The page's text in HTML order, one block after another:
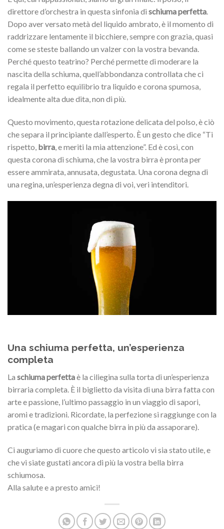
direttore d’orchestra in questa sinfonia di schiuma perfetta.
Dopo aver versato metà del liquido ambrato, è il momento di
raddrizzare lentamente il bicchiere, sempre con grazia, quasi
come se steste ballando un valzer con la vostra bevanda.
Perché questo teatrino? Perché permette di moderare la
nascita della schiuma, quell’abbondanza controllata che ci
regala il perfetto equilibrio tra liquido e corona spumosa,
idealmente alta due dita, non di più.
Questo movimento, questa rotazione delicata del polso, è ciò
che separa il principiante dall’esperto. È un gesto che dice “Ti
rispetto, birra , e meriti la mia attenzione”. Ed è così, con
questa corona di schiuma, che la vostra birra è pronta per
essere ammirata, annusata, degustata. Una corona degna di
una regina, un’esperienza degna di voi, veri intenditori.
Una schiuma perfetta, un’esperienza
completa
La schiuma perfettaè la ciliegina sulla torta di un’esperienza
birraria completa. È il biglietto da visita di una birra fatta con
arte e passione, l’ultimo passaggio in un viaggio di sapori,
aromi e tradizioni. Ricordate, la perfezione si raggiunge con la
pratica (e magari con qualche birra in più da assaporare).
Ci auguriamo di cuore che questo articolo vi sia stato utile, e
che vi siate gustati ancora di più la vostra bella birra
schiumosa.
Alla salute e a presto amici!